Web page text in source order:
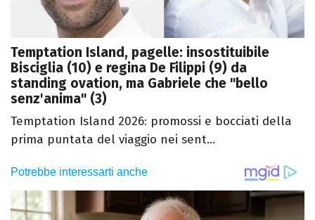
Temptation Island, pagelle: insostituibile
Bisciglia (10) e regina De Filippi (9) da
standing ovation, ma Gabriele che "bello
senz'anima" (3)
Temptation Island 2026: promossi e bocciati della
prima puntata del viaggio nei sent...